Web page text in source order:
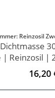
Reinzosil
| Reinzosil |
16,20